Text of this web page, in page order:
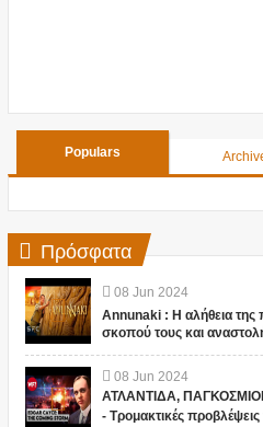
Populars
Πρόσφατα
08 Jun 2024
Annunaki : Η αλήθεια της
σκοπού τους και
08 Jun 2024
ΑΤΛΑΝΤΙΔΑ,
- Τρομακτικές